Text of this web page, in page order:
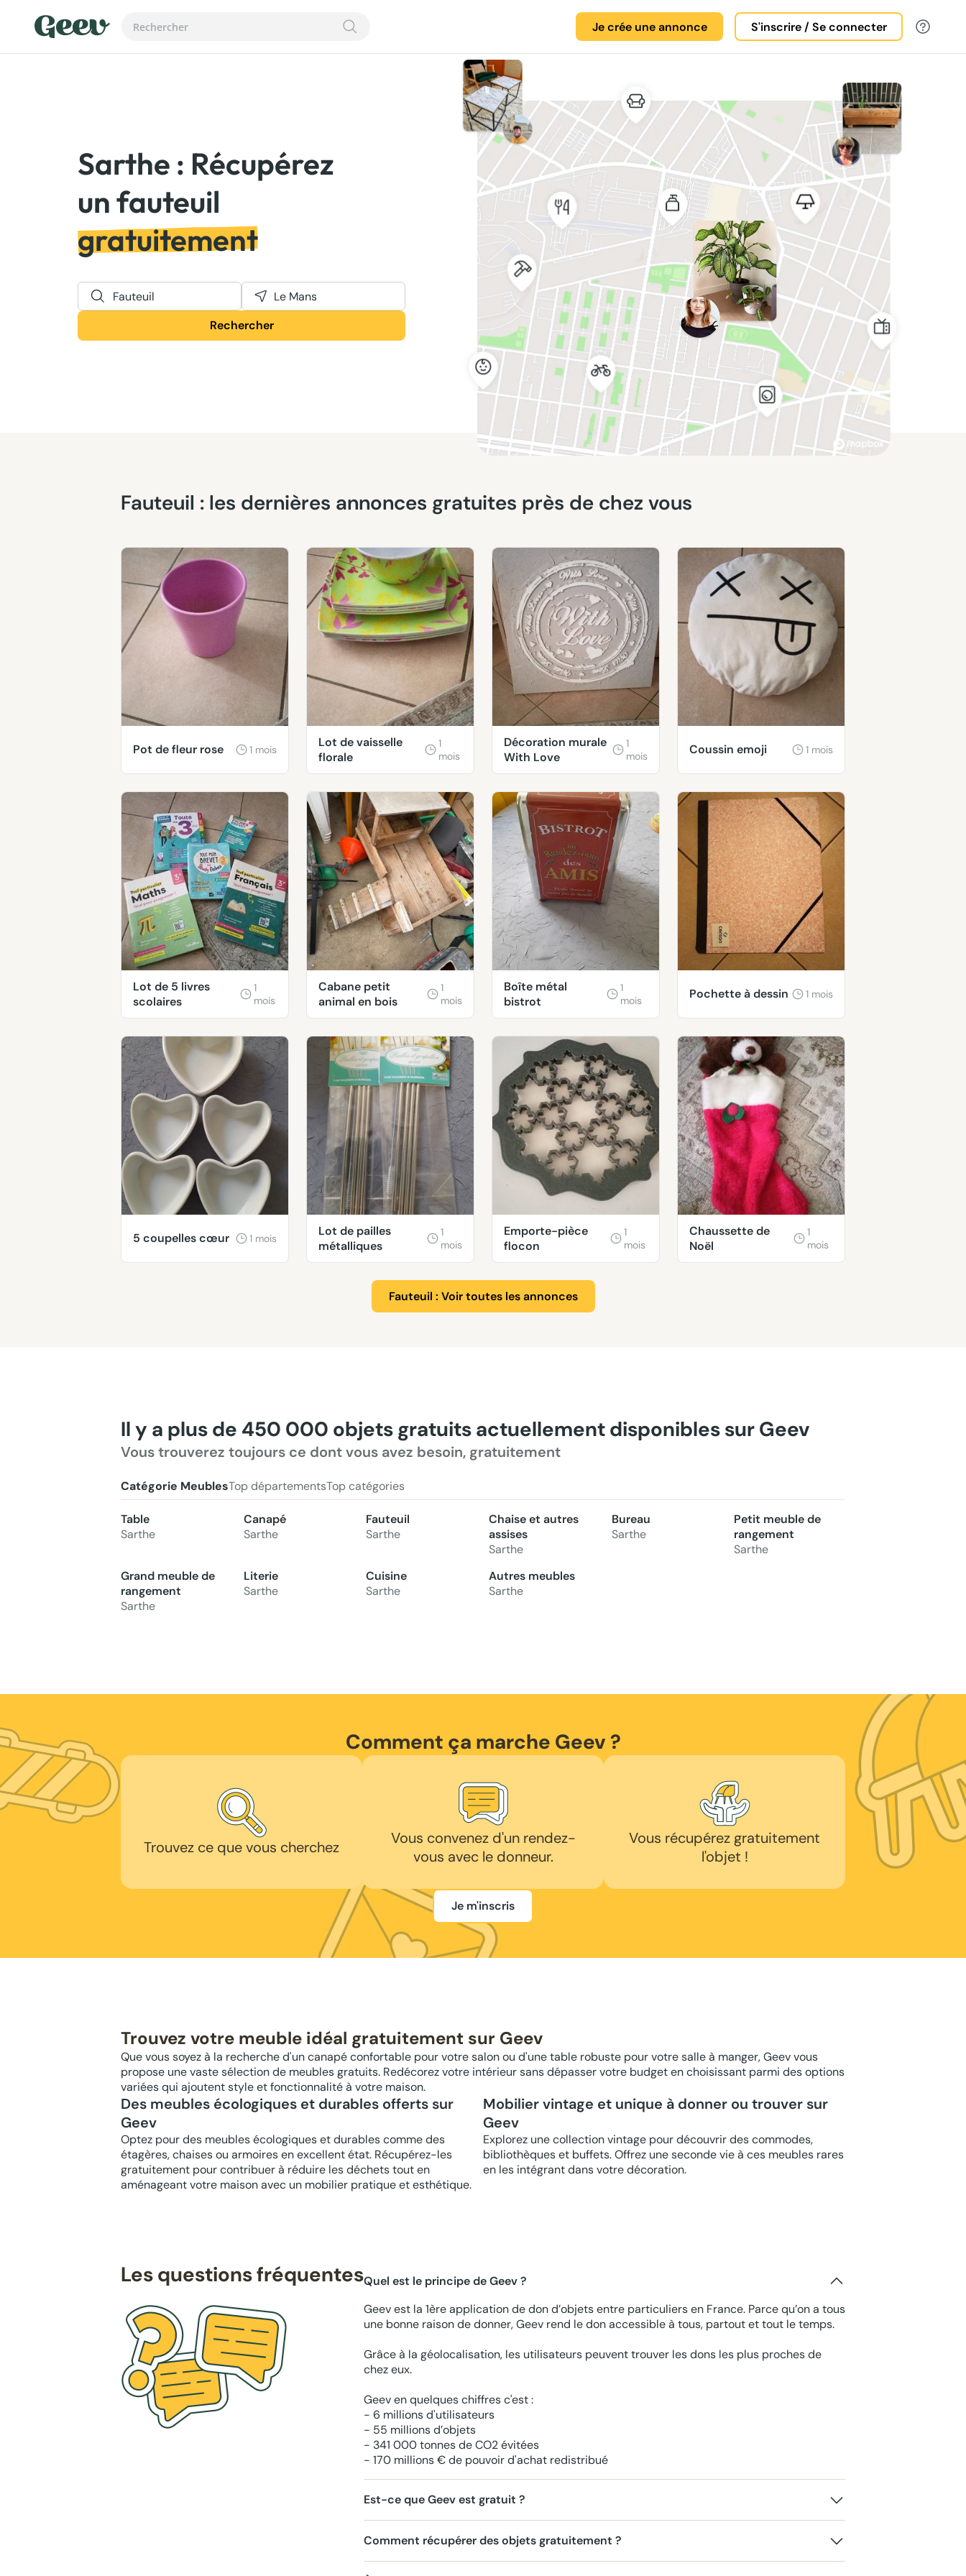
Je crée une annonce S'inscrire / Se connecter
Sarthe : Récupérez
gratuitement
Fauteuil
Le Mans
Rechercher
Fauteuil : les dernières annonces gratuites près de chez vous
Pot de fleur rose 1 mois
Lot de vaisselle
florale
1
mois
Décoration murale
With Love
1
mois
Coussin emoji 1 mois
Lot de 5 livres
scolaires
1
mois
Cabane petit
animal en bois
1
mois
Boîte métal
bistrot
1
mois
Pochette à dessin 1 mois
5 coupelles cœur 1 mois
Lot de pailles
métalliques
1
mois
Emporte-pièce
flocon
1
mois
Chaussette de
Noël
1
mois
Fauteuil : Voir toutes les annonces
Il y a plus de 450 000 objets gratuits actuellement disponibles sur Geev
Vous trouverez toujours ce dont vous avez besoin, gratuitement
Catégorie MeublesTop départementsTop catégories
Table
Sarthe
Canapé
Sarthe
Fauteuil
Sarthe
Chaise et autres
assises
Sarthe
Bureau
Sarthe
Petit meuble de
rangement
Sarthe
Grand meuble de
rangement
Sarthe
Literie
Sarthe
Cuisine
Sarthe
Autres meubles
Sarthe
Comment ça marche Geev ?
Trouvez ce que vous cherchez
Vous convenez d'un rendez-
vous avec le donneur.
Vous récupérez gratuitement
l'objet !
Je m'inscris
Trouvez votre meuble idéal gratuitement sur Geev
Que vous soyez à la recherche d'un canapé confortable pour votre salon ou d'une table robuste pour votre salle à manger, Geev vous
propose une vaste sélection de meubles gratuits. Redécorez votre intérieur sans dépasser votre budget en choisissant parmi des options
variées qui ajoutent style et fonctionnalité à votre maison.
Des meubles écologiques et durables offerts sur
Geev
Optez pour des meubles écologiques et durables comme des
étagères, chaises ou armoires en excellent état. Récupérez-les
gratuitement pour contribuer à réduire les déchets tout en
aménageant votre maison avec un mobilier pratique et esthétique.
Mobilier vintage et unique à donner ou trouver sur
Geev
Explorez une collection vintage pour découvrir des commodes,
bibliothèques et buffets. Offrez une seconde vie à ces meubles rares
en les intégrant dans votre décoration.
Les questions fréquentesQuel est le principe de Geev ?
Geev est la 1ère application de don d’objets entre particuliers en France. Parce qu’on a tous
une bonne raison de donner, Geev rend le don accessible à tous, partout et tout le temps.
Grâce à la géolocalisation, les utilisateurs peuvent trouver les dons les plus proches de
chez eux.
Geev en quelques chiffres c'est :
- 6 millions d'utilisateurs
- 55 millions d’objets
- 341 000 tonnes de CO2 évitées
- 170 millions € de pouvoir d'achat redistribué
Est-ce que Geev est gratuit ?
Comment récupérer des objets gratuitement ?